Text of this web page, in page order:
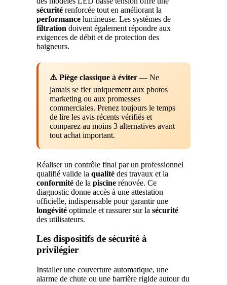
sécurité renforcée tout en améliorant la
performance lumineuse. Les systèmes de
filtration doivent également répondre aux
exigences de débit et de protection des
baigneurs.
⚠️ Piège classique à éviter — Ne
jamais se fier uniquement aux photos
marketing ou aux promesses
commerciales. Prenez toujours le temps
de lire les avis récents vérifiés et
comparez au moins 3 alternatives avant
tout achat important.
Réaliser un contrôle final par un professionnel
qualifié valide la qualité des travaux et la
conformité de la piscine rénovée. Ce
diagnostic donne accès à une attestation
officielle, indispensable pour garantir une
longévité optimale et rassurer sur la sécurité
des utilisateurs.
Les dispositifs de sécurité à
privilégier
Installer une couverture automatique, une
alarme de chute ou une barrière rigide autour du